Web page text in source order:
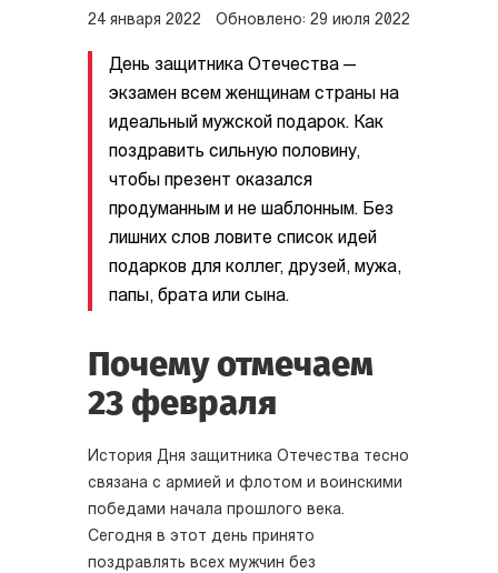
24 января 2022 Обновлено: 29 июля 2022
День защитника Отечества —
экзамен всем женщинам страны на
идеальный мужской подарок. Как
поздравить сильную половину,
чтобы презент оказался
продуманным и не шаблонным. Без
лишних слов ловите список идей
подарков для коллег, друзей, мужа,
папы, брата или сына.
Почему отмечаем
23 февраля
История Дня защитника Отечества тесно
связана с армией и флотом и воинскими
победами начала прошлого века.
Сегодня в этот день принято
поздравлять всех мужчин без